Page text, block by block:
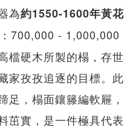
為約1550-1600年黃花
700,000 - 1,000,000
檔硬木所製的榻，存世
家孜孜追逐的目標。此
足，榻面鑲籐編軟屜，
茁實，是一件極具代表